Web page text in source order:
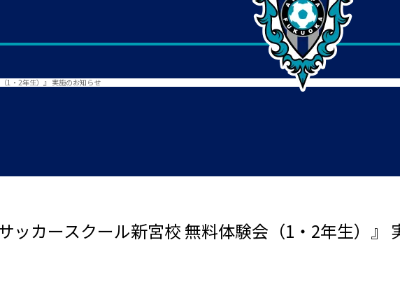
1・2年生）』 実施のお知らせ
ッカースクール新宮校 無料体験会（1・2年生）』